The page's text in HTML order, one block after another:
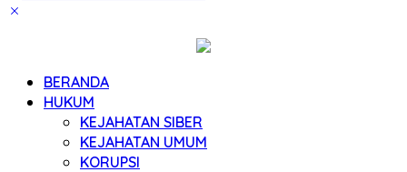
BERANDA
HUKUM
KEJAHATAN SIBER
KEJAHATAN UMUM
KORUPSI